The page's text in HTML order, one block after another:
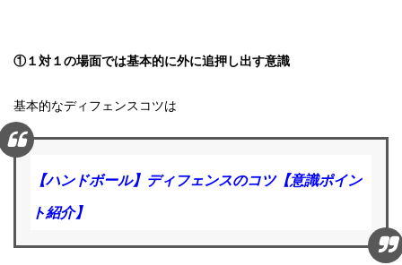
①１対１の場面では基本的に外に追押し出す意識
基本的なディフェンスコツは
【ハンドボール】ディフェンスのコツ【意識ポイン
ト紹介】